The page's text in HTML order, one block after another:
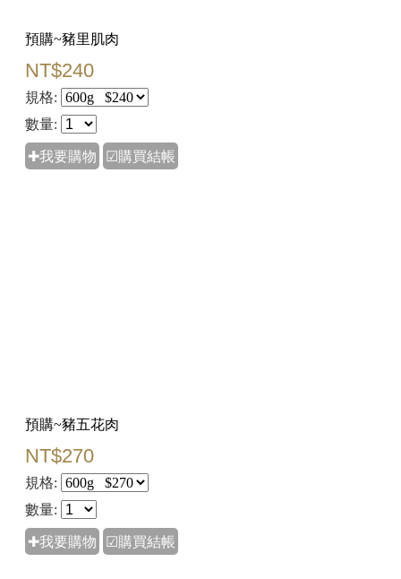
預購~豬里肌肉
NT$240
規格:
數量:
✚我要購物 ☑購買結帳
預購~豬五花肉
NT$270
規格:
數量:
✚我要購物 ☑購買結帳